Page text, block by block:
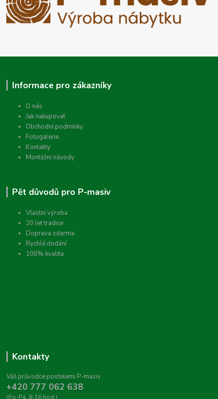
Informace pro zákazníky
O nás
Jak nakupovat
Obchodní podmínky
Fotogalerie
Kontakty
Montážní návody
Pět důvodů pro P-masiv
Vlastní výroba
20 let tradice
Doprava zdarma
Rychlé dodání
100% kvalita
Kontakty
Váš průvodce postelemi P-masiv
+420 777 062 638
(Po-Pá, 8-16 hod.)